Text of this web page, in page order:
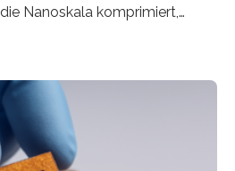
Nanoskala komprimiert,
ermöglichen, geleitet von
leistungsstarkes,
Nanoskala komprimiert,
Terahertz-Optik und bei
ermöglichen, geleitet von